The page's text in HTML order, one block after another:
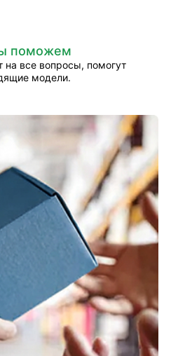
поможем
на все вопросы, помогут
модели.